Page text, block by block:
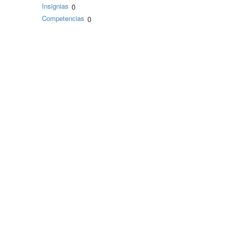
Insignias 0
Competencias 0